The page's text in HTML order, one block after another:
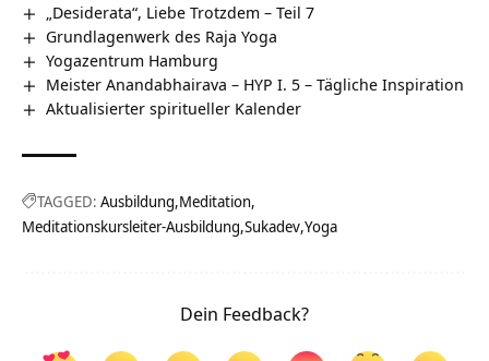
„Desiderata“, Liebe Trotzdem – Teil 7
Grundlagenwerk des Raja Yoga
Yogazentrum Hamburg
Meister Anandabhairava – HYP I. 5 – Tägliche Inspiration
Aktualisierter spiritueller Kalender
TAGGED: Ausbildung Meditation
Meditationskursleiter-Ausbildung Sukadev Yoga
Dein Feedback?